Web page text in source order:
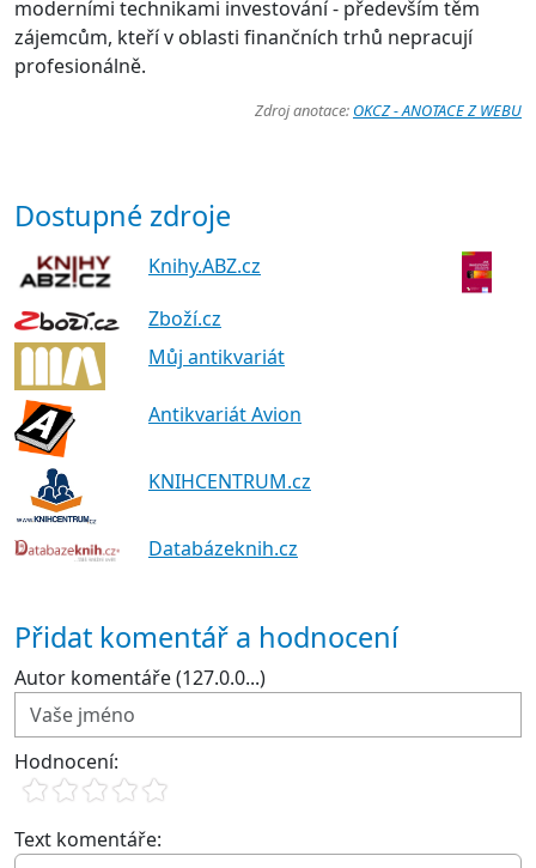
moderními technikami investování - především těm
zájemcům, kteří v oblasti finančních trhů nepracují
profesionálně.
Zdroj anotace: OKCZ - ANOTACE Z WEBU
Dostupné zdroje
Knihy.ABZ.cz
Zboží.cz
Můj antikvariát
Antikvariát Avion
KNIHCENTRUM.cz
Databázeknih.cz
Přidat komentář a hodnocení
Autor komentáře (127.0.0...)
Hodnocení:
Text komentáře: